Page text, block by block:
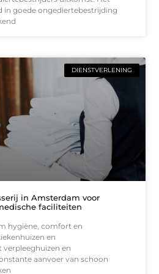
in goede ongediertebestrijding
DIENSTVERLENING
in Amsterdam voor
faciliteiten
hygiëne, comfort en
en
en
aanvoer van schoon